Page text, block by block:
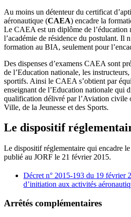
Au moins un détenteur du certificat
aéronautique (CAEA) encadre la
Le CAEA est un diplôme de l’éducation
l’académie de résidence du postulant. Il
formation au BIA, seulement pour
Des dispenses d’examens CAEA sont
de l’Education nationale, les
sportifs. Ainsi le CAEA s’obtient par
enseignant de l’Education nationale qui
qualification délivré par l’Aviation civile
Ville, de la Jeunesse et des Sports.
Le dispositif
Le dispositif réglementaire qui encadre
publié au JORF le 21 février 2015.
Décret n° 2015-193 du 19 février
d’initiation aux activités
Arrêtés complémentaires